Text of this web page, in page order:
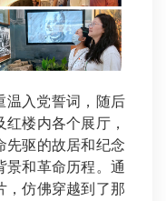
温入党誓词，随后
楼内各个展厅，
先驱的故居和纪念
景和革命历程。通
，仿佛穿越到了那